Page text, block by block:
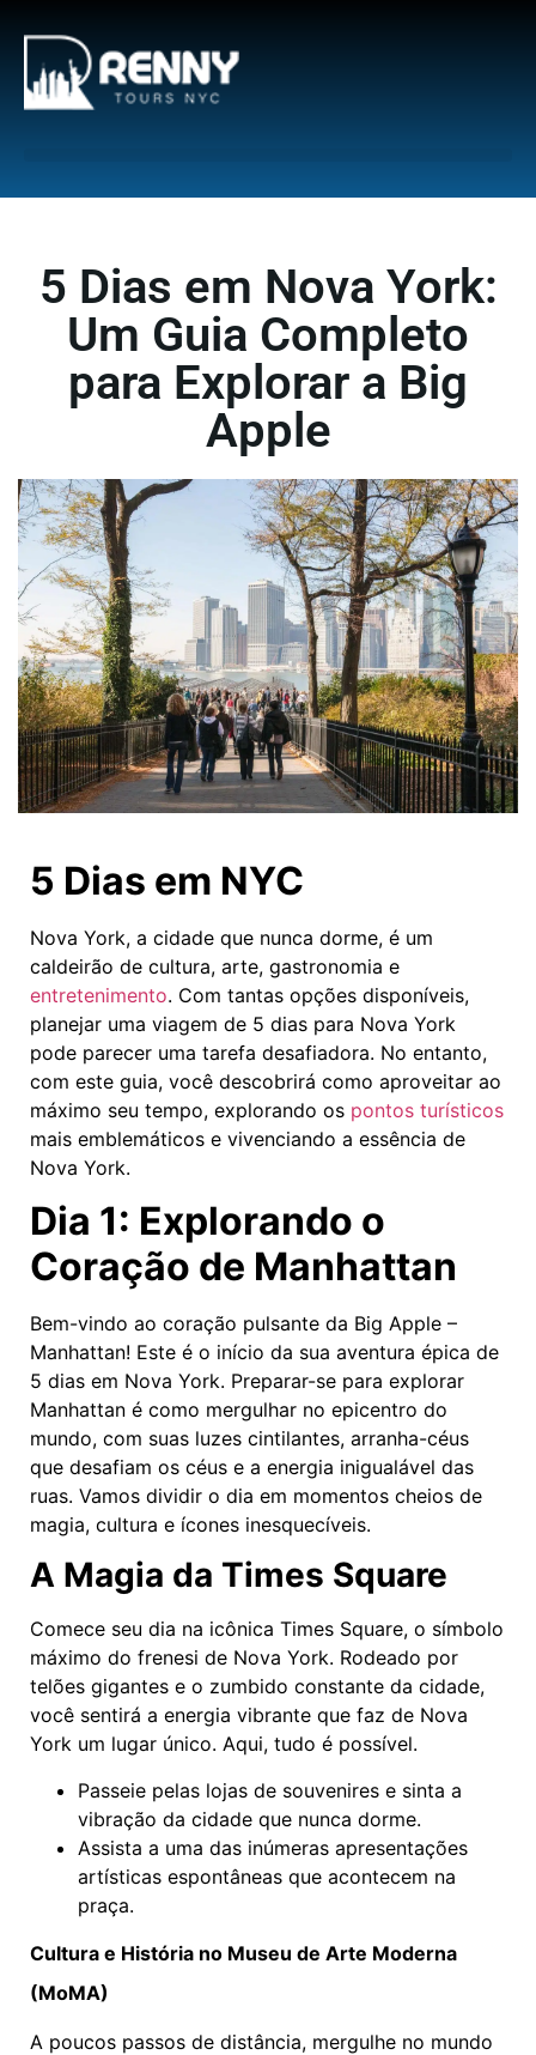
5 Dias em Nova York:
Um Guia Completo
para Explorar a Big
Apple
5 Dias em NYC
Nova York, a cidade que nunca dorme, é um
caldeirão de cultura, arte, gastronomia e
entretenimento. Com tantas opções disponíveis,
planejar uma viagem de 5 dias para Nova York
pode parecer uma tarefa desafiadora. No entanto,
com este guia, você descobrirá como aproveitar ao
máximo seu tempo, explorando os pontos turísticos
mais emblemáticos e vivenciando a essência de
Nova York.
Dia 1: Explorando o
Coração de Manhattan
Bem-vindo ao coração pulsante da Big Apple –
Manhattan! Este é o início da sua aventura épica de
5 dias em Nova York. Preparar-se para explorar
Manhattan é como mergulhar no epicentro do
mundo, com suas luzes cintilantes, arranha-céus
que desafiam os céus e a energia inigualável das
ruas. Vamos dividir o dia em momentos cheios de
magia, cultura e ícones inesquecíveis.
A Magia da Times Square
Comece seu dia na icônica Times Square, o símbolo
máximo do frenesi de Nova York. Rodeado por
telões gigantes e o zumbido constante da cidade,
você sentirá a energia vibrante que faz de Nova
York um lugar único. Aqui, tudo é possível.
Passeie pelas lojas de souvenires e sinta a
vibração da cidade que nunca dorme.
Assista a uma das inúmeras apresentações
artísticas espontâneas que acontecem na
praça.
Cultura e História no Museu de Arte Moderna
(MoMA)
A poucos passos de distância, mergulhe no mundo